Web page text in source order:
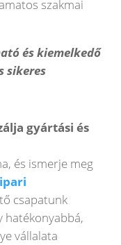
szakmai
és kiemelkedő
sikeres
gyártási és
és ismerje meg
ipari
csapatunk
hatékonyabbá,
vállalata